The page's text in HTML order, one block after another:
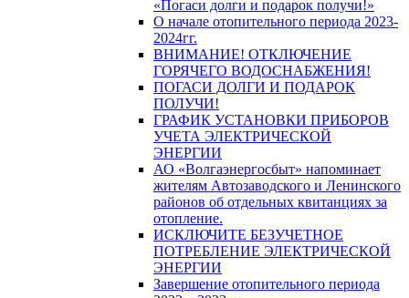
«Погаси долги и подарок получи!»
О начале отопительного периода 2023-
2024гг.
ВНИМАНИЕ! ОТКЛЮЧЕНИЕ
ГОРЯЧЕГО ВОДОСНАБЖЕНИЯ!
ПОГАСИ ДОЛГИ И ПОДАРОК
ПОЛУЧИ!
ГРАФИК УСТАНОВКИ ПРИБОРОВ
УЧЕТА ЭЛЕКТРИЧЕСКОЙ
ЭНЕРГИИ
АО «Волгаэнергосбыт» напоминает
жителям Автозаводского и Ленинского
районов об отдельных квитанциях за
отопление.
ИСКЛЮЧИТЕ БЕЗУЧЕТНОЕ
ПОТРЕБЛЕНИЕ ЭЛЕКТРИЧЕСКОЙ
ЭНЕРГИИ
Завершение отопительного периода